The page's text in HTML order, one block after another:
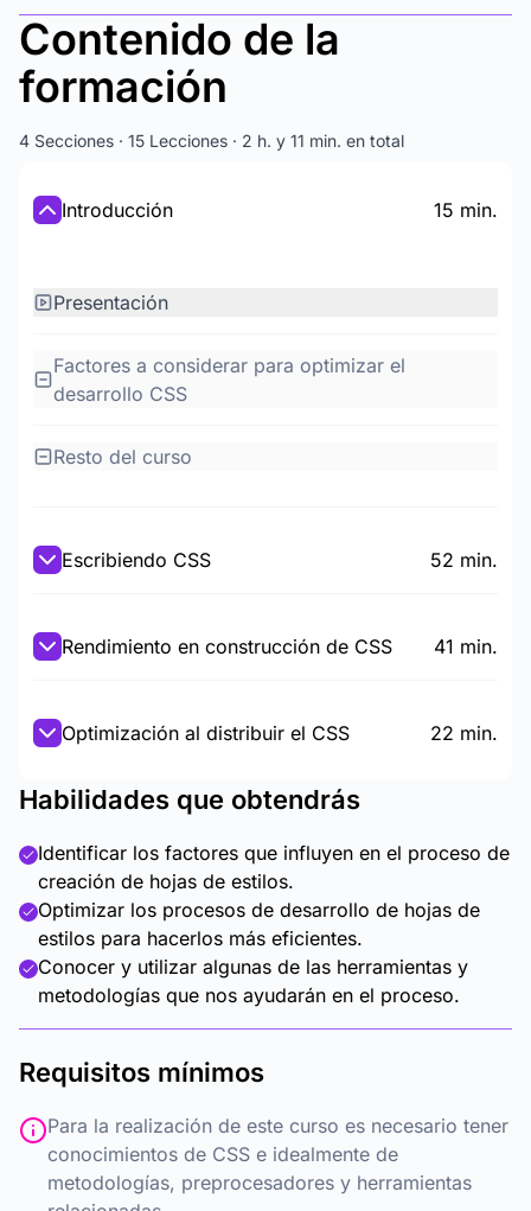
Contenido de la
formación
4 Secciones · 15 Lecciones · 2 h. y 11 min. en total
Introducción 15 min.
Presentación
Factores a considerar para optimizar el
desarrollo CSS
Resto del curso
Escribiendo CSS 52 min.
Rendimiento en construcción de CSS 41 min.
Optimización al distribuir el CSS 22 min.
Habilidades que obtendrás
Identificar los factores que influyen en el proceso de
creación de hojas de estilos.
Optimizar los procesos de desarrollo de hojas de
estilos para hacerlos más eficientes.
Conocer y utilizar algunas de las herramientas y
metodologías que nos ayudarán en el proceso.
Requisitos mínimos
Para la realización de este curso es necesario tener
conocimientos de CSS e idealmente de
metodologías, preprocesadores y herramientas